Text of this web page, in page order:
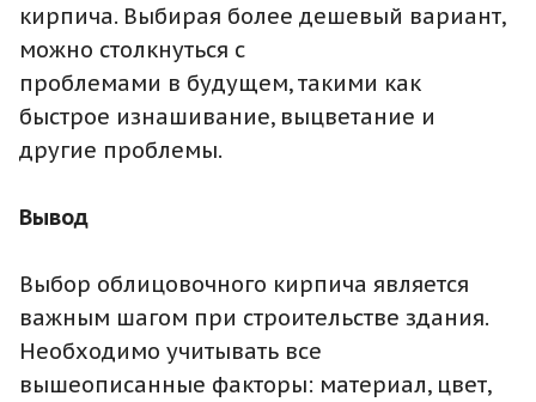
кирпича. Выбирая более дешевый вариант,
можно столкнуться с
проблемами в будущем, такими как
быстрое изнашивание, выцветание и
другие проблемы.
Вывод
Выбор облицовочного кирпича является
важным шагом при строительстве здания.
Необходимо учитывать все
вышеописанные факторы: материал, цвет,